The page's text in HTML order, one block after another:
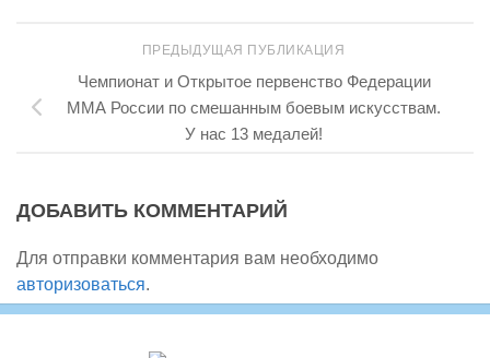
ПРЕДЫДУЩАЯ ПУБЛИКАЦИЯ
Чемпионат и Открытое первенство Федерации
ММА России по смешанным боевым искусствам.
У нас 13 медалей!
ДОБАВИТЬ КОММЕНТАРИЙ
Для отправки комментария вам необходимо
авторизоваться.